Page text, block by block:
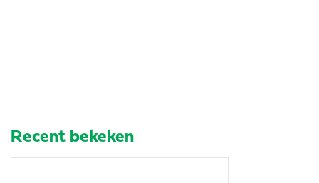
Recent bekeken